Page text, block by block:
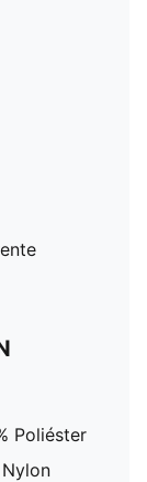
Poliéster